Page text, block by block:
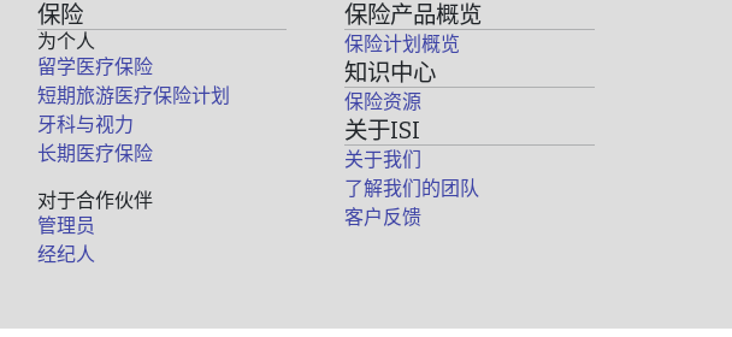
保险
为个人
留学医疗保险
短期旅游医疗保险计划
牙科与视力
长期医疗保险
对于合作伙伴
管理员
经纪人
保险产品概览
保险计划概览
知识中心
保险资源
关于ISI
关于我们
了解我们的团队
客户反馈